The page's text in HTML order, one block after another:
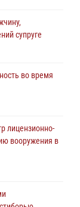
супруге
во время
лицензионно-
вооружения в